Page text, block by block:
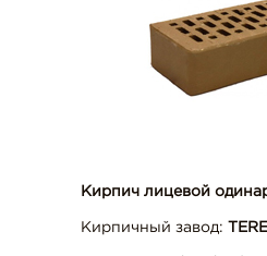
Кирпич лицевой
Кирпичный завод: